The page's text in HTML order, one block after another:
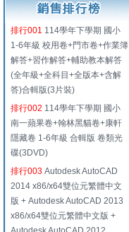
排行001 114學年下學期 國小
1-6年級 校用卷+門市卷+作業簿
解答+習作解答+輔助教本解答
(全年級+全科目+全版本+含解
答)合輯版(3片裝)
排行002 114學年下學期 國小
南一蘋果卷+翰林黑貓卷+康軒
隱藏卷 1-6年級 合輯版 卷類光
碟(3DVD)
排行003 Autodesk AutoCAD
2014 x86/x64雙位元繁體中文
版 + Autodesk AutoCAD 2013
x86/x64雙位元繁體中文版 +